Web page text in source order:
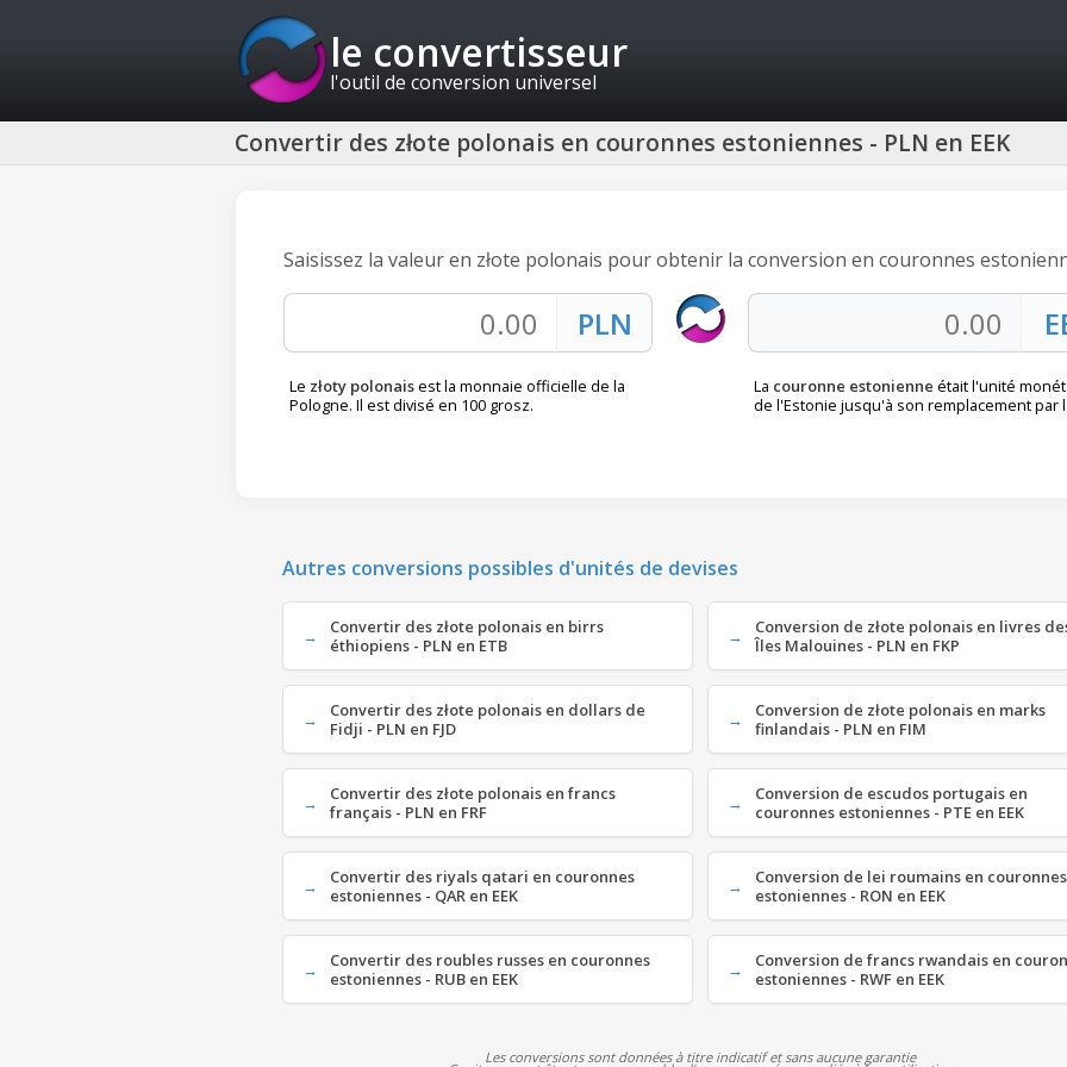
le convertisseur
l'outil de conversion universel
Convertir des złote polonais en couronnes estoniennes - PLN en EEK
Saisissez la valeur en złote polonais pour obtenir la conversion en couronnes
Le złoty polonaisest la monnaie officielle de la
Pologne. Il est divisé en 100 grosz.
La couronne estonienne était l'unité
de l'Estonie jusqu'à son remplacement par
Autres conversions possibles d'unités de devises
Convertir des złote polonais en birrs
éthiopiens - PLN en ETB
Conversion de złote polonais en livres
Îles Malouines - PLN en FKP
Convertir des złote polonais en dollars de
Fidji - PLN en FJD
Conversion de złote polonais en marks
finlandais - PLN en FIM
Convertir des złote polonais en francs
français - PLN en FRF
Conversion de escudos portugais en
couronnes estoniennes - PTE en EEK
Convertir des riyals qatari en couronnes
estoniennes - QAR en EEK
Conversion de lei roumains en couronnes
estoniennes - RON en EEK
Convertir des roubles russes en couronnes
estoniennes - RUB en EEK
Conversion de francs rwandais en
estoniennes - RWF en EEK
Les conversions sont données à titre indicatif et sans aucune garantie